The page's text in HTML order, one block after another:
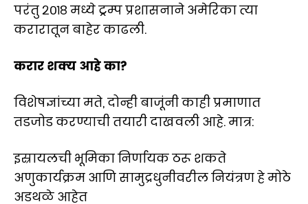
परंतु २०१८ मध्ये ट्रम्प प्रशासनाने अमेरिका त्या
करारातून बाहेर काढली.
करार शक्य आहे का?
विशेषज्ञांच्या मते, दोन्ही बाजूंनी काही प्रमाणात
तडजोड करण्याची तयारी दाखवली आहे. मात्र:
इस्रायलची भूमिका निर्णायक ठरू शकते
अणुकार्यक्रम आणि सामुद्रधुनीवरील नियंत्रण हे मोठे
अडथळे आहेत